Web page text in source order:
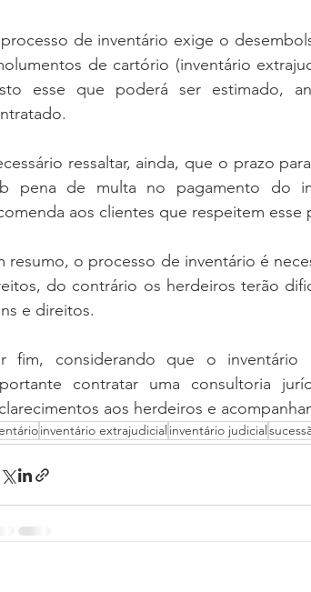
de inventário exige o
de cartório (inventário
esse que poderá ser estimado,
ressaltar, ainda, que o prazo
pena de multa no pagamento do
aos clientes que respeitem esse
resumo, o processo de inventário é
do contrário os herdeiros terão
e direitos.
fim, considerando que o
contratar uma consultoria
aos herdeiros e
inventário extrajudicial inventário judicial